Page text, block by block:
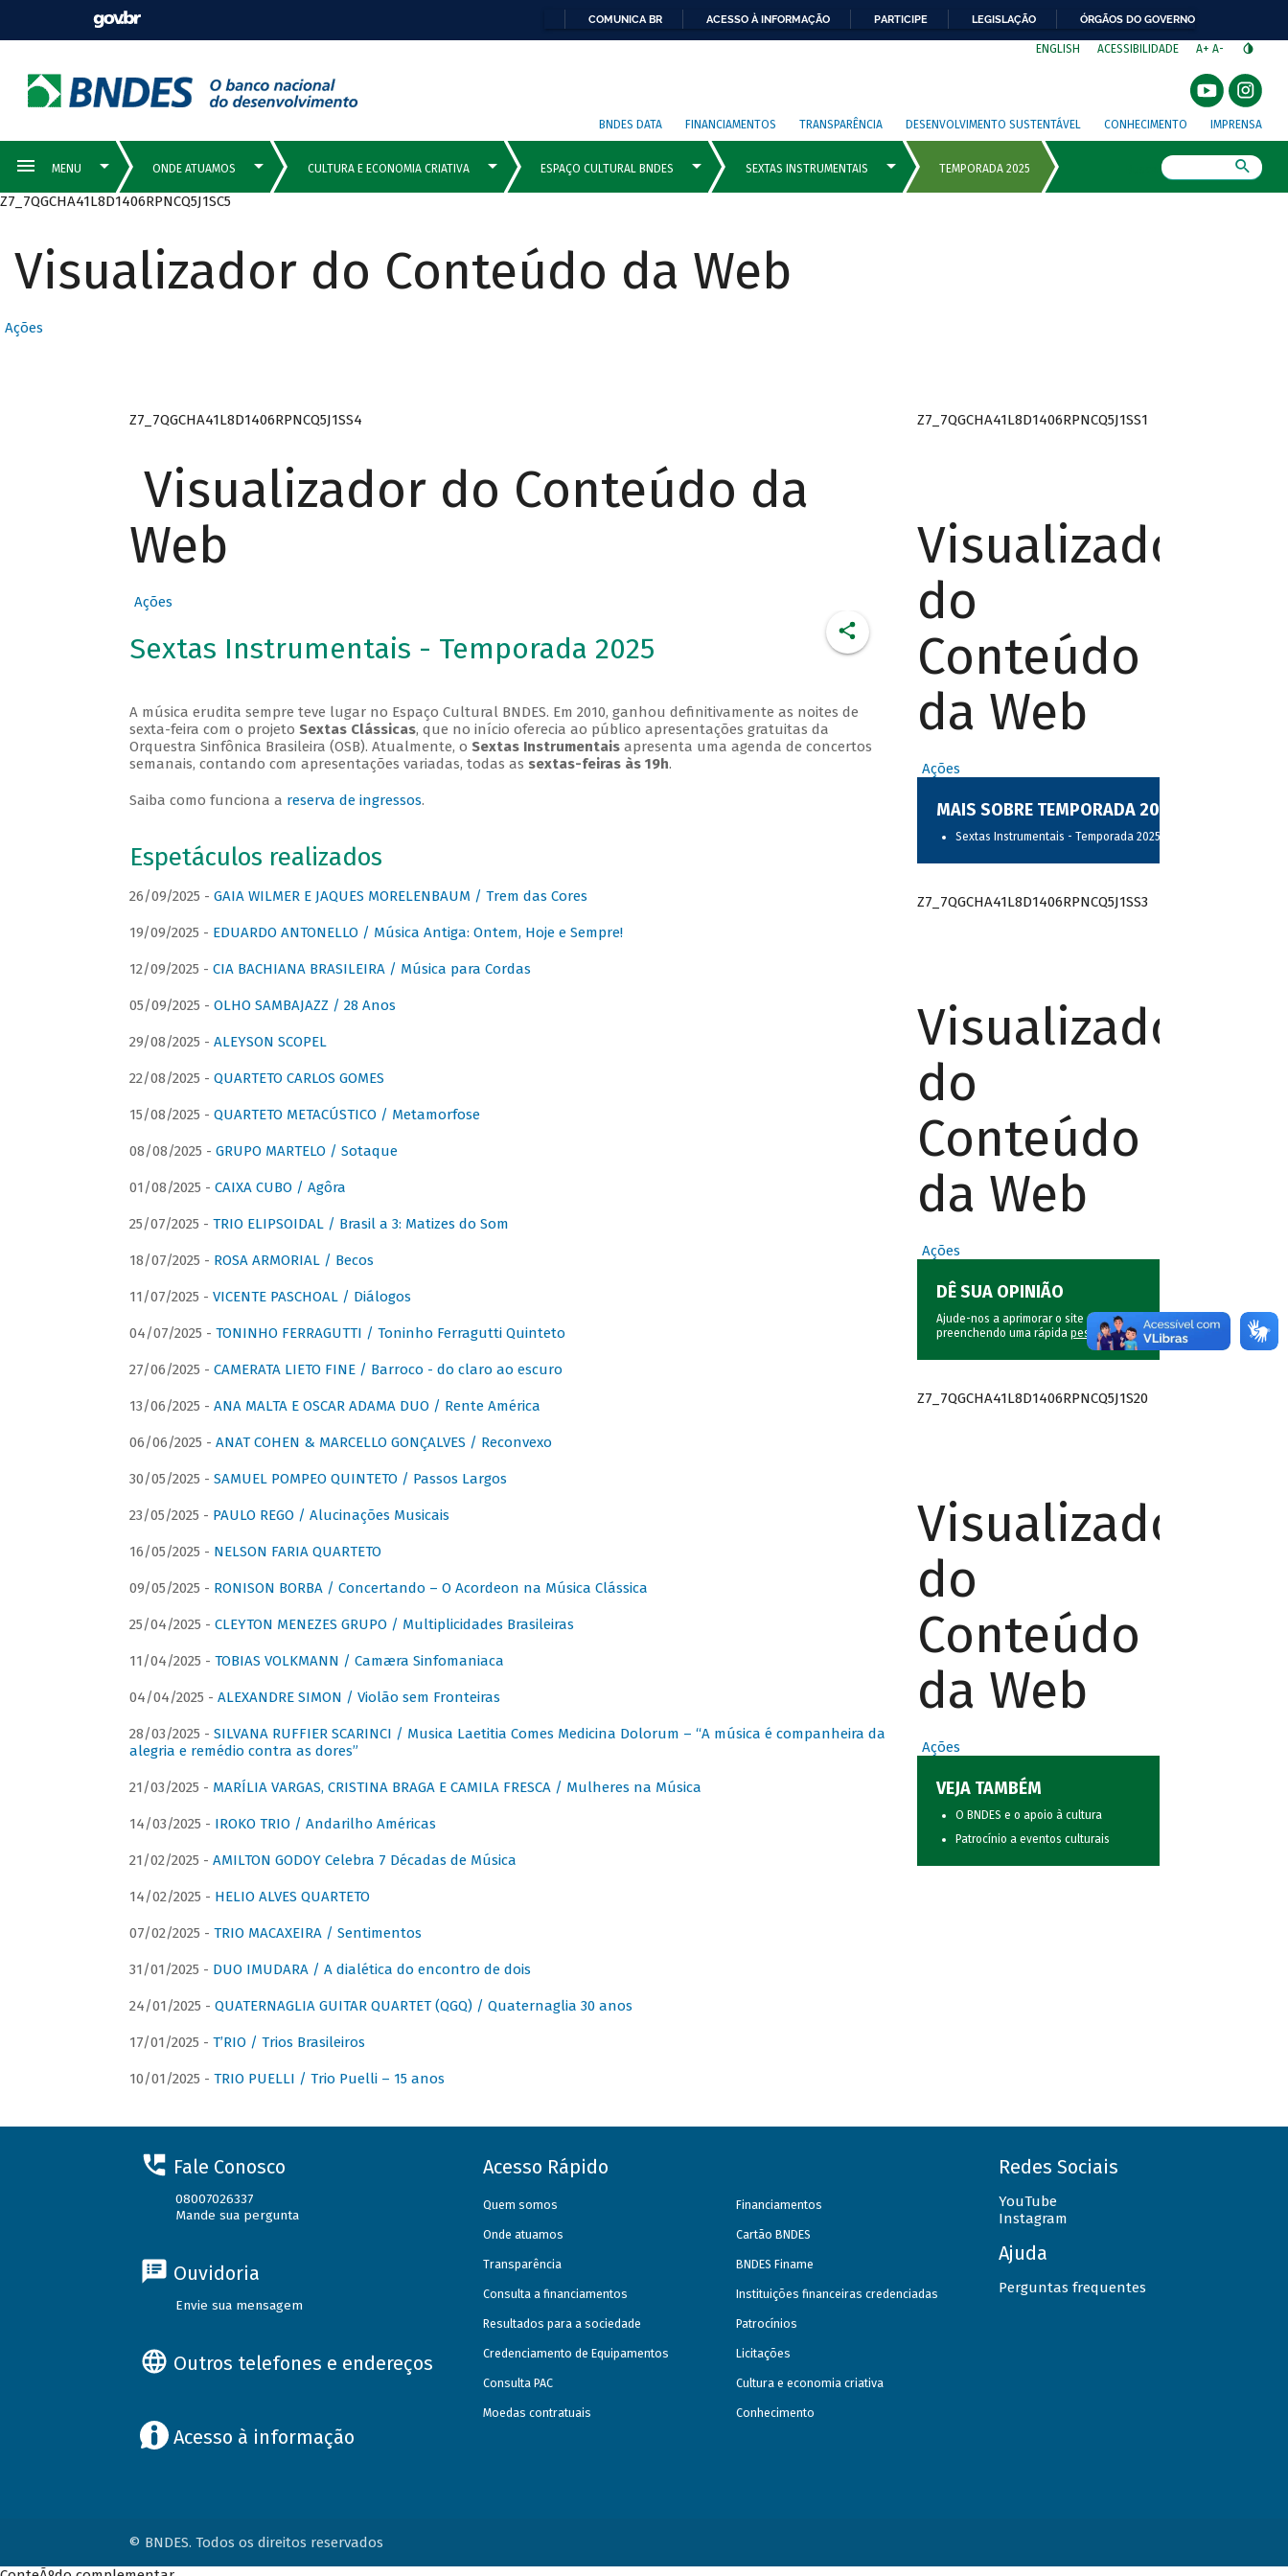
COMUNICA BR ACESSO À INFORMAÇÃO PARTICIPE LEGISLAÇÃO ÓRGÃOS DO GOVERNO
ENGLISH ACESSIBILIDADE A+ A-
BNDES DATA FINANCIAMENTOS TRANSPARÊNCIA DESENVOLVIMENTO SUSTENTÁVEL CONHECIMENTO IMPRENSA
Z7_7QGCHA41L8D1406RPNCQ5J1SC5
Visualizador do Conteúdo da Web
Ações
Z7_7QGCHA41L8D1406RPNCQ5J1SS4
Visualizador do Conteúdo da
Web
Ações
Sextas Instrumentais - Temporada 2025
A música erudita sempre teve lugar no Espaço Cultural BNDES. Em 2010, ganhou definitivamente as noites de
sexta-feira com o projeto Sextas Clássicas, que no início oferecia ao público apresentações gratuitas da
Orquestra Sinfônica Brasileira (OSB). Atualmente, o Sextas Instrumentaisapresenta uma agenda de concertos
semanais, contando com apresentações variadas, todas as sextas-feiras às 19h.
Saiba como funciona a reserva de ingressos.
Espetáculos realizados
26/09/2025 - GAIA WILMER E JAQUES MORELENBAUM / Trem das Cores
19/09/2025 - EDUARDO ANTONELLO / Música Antiga: Ontem, Hoje e Sempre!
12/09/2025 - CIA BACHIANA BRASILEIRA / Música para Cordas
05/09/2025 - OLHO SAMBAJAZZ / 28 Anos
29/08/2025 - ALEYSON SCOPEL
22/08/2025 - QUARTETO CARLOS GOMES
15/08/2025 - QUARTETO METACÚSTICO / Metamorfose
08/08/2025 - GRUPO MARTELO / Sotaque
01/08/2025 - CAIXA CUBO / Agôra
25/07/2025 - TRIO ELIPSOIDAL / Brasil a 3: Matizes do Som
18/07/2025 - ROSA ARMORIAL / Becos
11/07/2025 - VICENTE PASCHOAL / Diálogos
04/07/2025 - TONINHO FERRAGUTTI / Toninho Ferragutti Quinteto
27/06/2025 - CAMERATA LIETO FINE / Barroco - do claro ao escuro
13/06/2025 - ANA MALTA E OSCAR ADAMA DUO / Rente América
06/06/2025 - ANAT COHEN & MARCELLO GONÇALVES / Reconvexo
30/05/2025 - SAMUEL POMPEO QUINTETO / Passos Largos
23/05/2025 - PAULO REGO / Alucinações Musicais
16/05/2025 - NELSON FARIA QUARTETO
09/05/2025 - RONISON BORBA / Concertando – O Acordeon na Música Clássica
25/04/2025 - CLEYTON MENEZES GRUPO / Multiplicidades Brasileiras
11/04/2025 - TOBIAS VOLKMANN / Camæra Sinfomaniaca
04/04/2025 - ALEXANDRE SIMON / Violão sem Fronteiras
28/03/2025 - SILVANA RUFFIER SCARINCI / Musica Laetitia Comes Medicina Dolorum – “A música é companheira da
alegria e remédio contra as dores”
21/03/2025 - MARÍLIA VARGAS, CRISTINA BRAGA E CAMILA FRESCA / Mulheres na Música
14/03/2025 - IROKO TRIO / Andarilho Américas
21/02/2025 - AMILTON GODOY Celebra 7 Décadas de Música
14/02/2025 - HELIO ALVES QUARTETO
07/02/2025 - TRIO MACAXEIRA / Sentimentos
31/01/2025 - DUO IMUDARA / A dialética do encontro de dois
24/01/2025 - QUATERNAGLIA GUITAR QUARTET (QGQ) / Quaternaglia 30 anos
17/01/2025 - T’RIO / Trios Brasileiros
10/01/2025 - TRIO PUELLI / Trio Puelli – 15 anos
Z7_7QGCHA41L8D1406RPNCQ5J1SS1
Visualizador
do
Conteúdo
da Web
Ações
MAIS SOBRE TEMPORADA 2025
Sextas Instrumentais - Temporada 2025
Z7_7QGCHA41L8D1406RPNCQ5J1SS3
Visualizador
do
Conteúdo
da Web
Ações
DÊ SUA OPINIÃO
Ajude-nos a aprimorar o site do BNDES
preenchendo uma rápida pesquisa.
Z7_7QGCHA41L8D1406RPNCQ5J1S20
Visualizador
do
Conteúdo
da Web
Ações
VEJA TAMBÉM
O BNDES e o apoio à cultura
Patrocínio a eventos culturais
Fale Conosco
08007026337
Mande sua pergunta
Ouvidoria
Envie sua mensagem
Outros telefones e endereços
Acesso à informação
Acesso Rápido
Quem somos
Onde atuamos
Transparência
Consulta a financiamentos
Resultados para a sociedade
Credenciamento de Equipamentos
Consulta PAC
Moedas contratuais
Financiamentos
Cartão BNDES
BNDES Finame
Instituições financeiras credenciadas
Patrocínios
Licitações
Cultura e economia criativa
Conhecimento
Redes Sociais
YouTube
Instagram
Ajuda
Perguntas frequentes
© BNDES. Todos os direitos reservados